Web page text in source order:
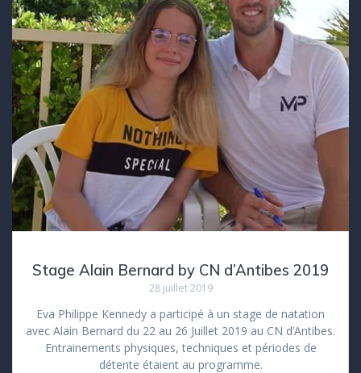
Stage Alain Bernard by CN d’Antibes 2019
28 juillet 2019
Eva Philippe Kennedy a participé à un stage de natation
avec Alain Bernard du 22 au 26 Juillet 2019 au CN d’Antibes.
Entrainements physiques, techniques et périodes de
détente étaient au programme.